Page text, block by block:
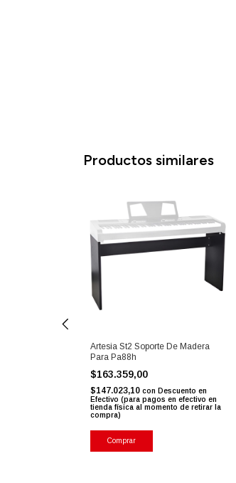
Productos similares
Artesia St2 Soporte De Madera
Para Pa88h
$163.359,00
$147.023,10 con Descuento en
Efectivo (para pagos en efectivo en
tienda física al momento de retirar la
compra)